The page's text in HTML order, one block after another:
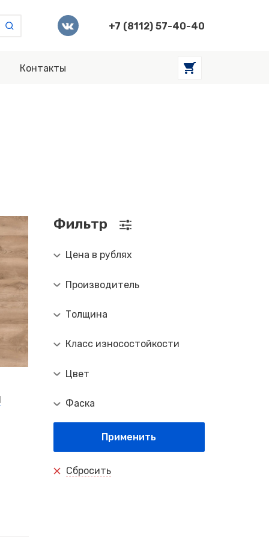
+7 (8112) 57-40-40
Контакты
Фильтр
Цена в рублях
Производитель
Толщина
Класс износостойкости
Цвет
Фаска
Применить
Сбросить